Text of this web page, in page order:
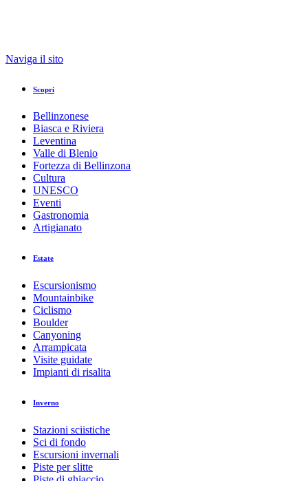
Naviga il sito
Scopri
Bellinzonese
Biasca e Riviera
Leventina
Valle di Blenio
Fortezza di Bellinzona
Cultura
UNESCO
Eventi
Gastronomia
Artigianato
Estate
Escursionismo
Mountainbike
Ciclismo
Boulder
Canyoning
Arrampicata
Visite guidate
Impianti di risalita
Inverno
Stazioni sciistiche
Sci di fondo
Escursioni invernali
Piste per slitte